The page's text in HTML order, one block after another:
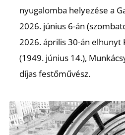
nyugalomba helyezése a
2026. június 6-án
2026. április 30-án elhunyt
(1949. június 14.),
díjas festőművész.